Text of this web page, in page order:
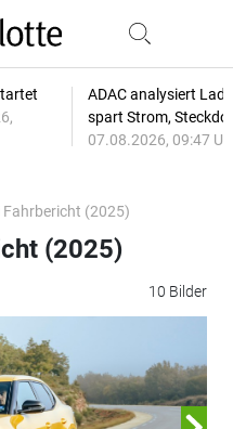
ADAC analysiert
spart Strom,
07.08.2026, 09:47
Fahrbericht (2025)
10 Bilder
(2025)